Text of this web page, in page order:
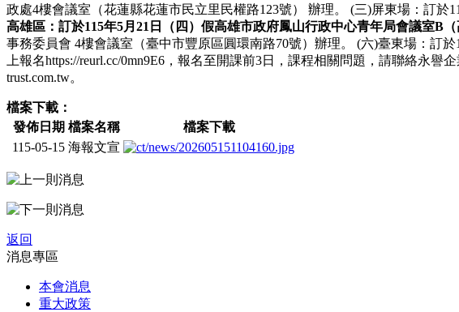
政處4樓會議室（花蓮縣花蓮市民立里民權路123號） 辦理。 (三)屏東場：訂
高雄區：訂於115年5月21日（四）假高雄市政府鳳山行政中心青年局會議室B
事務委員會 4樓會議室（臺中市豐原區圓環南路70號）辦理。 (六)臺東場：訂
上報名https://reurl.cc/0mn9E6，報名至開課前3日，課程相關問題，請聯絡永譽
trust.com.tw。
檔案下載：
發佈日期 檔案名稱
檔案下載
115-05-15 海報文宣
返回
消息專區
本會消息
重大政策